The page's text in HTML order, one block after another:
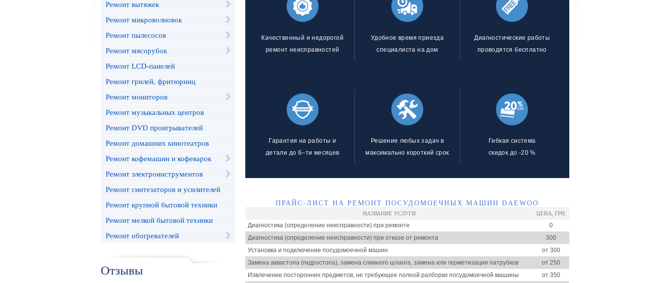
Ремонт вытяжек
Ремонт микроволновок
Ремонт пылесосов
Ремонт мясорубок
Ремонт LCD-панелей
Ремонт грилей, фритюрниц
Ремонт мониторов
Ремонт музыкальных центров
Ремонт DVD проигрывателей
Ремонт домашних кинотеатров
Ремонт кофемашин и кофеварок
Ремонт электроинструментов
Ремонт синтезаторов и усилителей
Ремонт крупной бытовой техники
Ремонт мелкой бытовой техники
Ремонт обогревателей
Отзывы
Качественный и недорогой
ремонт неисправностей
Удобное время приезда
специалиста на дом
Диагностические работы
проводятся бесплатно
Гарантия на работы и
детали до 6–ти месяцев
Решение любых задач в
максимально короткий срок
Гибкая система
скидок до -20 %
ПРАЙС-ЛИСТ НА РЕМОНТ ПОСУДОМОЕЧНЫХ МАШИН DAEWOO
НАЗВАНИЕ УСЛУГИ ЦЕНА, ГРН.
Диагностика (определение неисправности) при ремонте
0
Диагностика (определение неисправности) при отказе от ремонта
300
Установка и подключение посудомоечной машин
от 300
Замена аквастопа (гидростопа), замена сливного шланга, замена или герметизация патрубков
от 250
Извлечение посторонних предметов, не требующее полной разборки посудомоечной машины
от 350